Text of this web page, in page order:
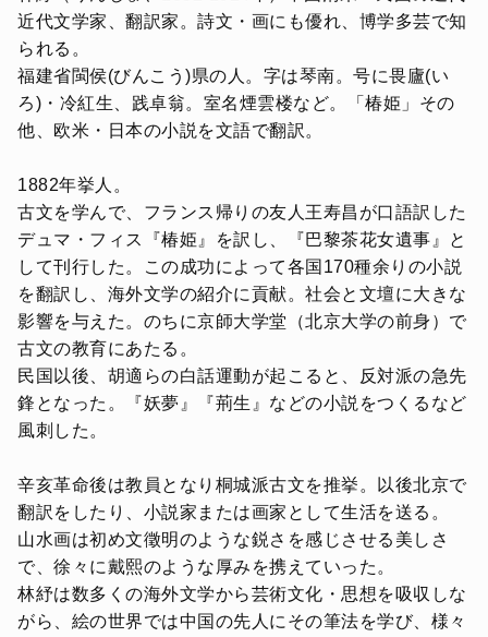
近代文学家、翻訳家。詩文・画にも優れ、博学多芸で知
られる。
福建省閩侯(びんこう)県の人。字は琴南。号に畏廬(い
ろ)・冷紅生、践卓翁。室名煙雲楼など。「椿姫」その
他、欧米・日本の小説を文語で翻訳。
1882年挙人。
古文を学んで、フランス帰りの友人王寿昌が口語訳した
デュマ・フィス『椿姫』を訳し、『巴黎茶花女遺事』と
して刊行した。この成功によって各国170種余りの小説
を翻訳し、海外文学の紹介に貢献。社会と文壇に大きな
影響を与えた。のちに京師大学堂（北京大学の前身）で
古文の教育にあたる。
民国以後、胡適らの白話運動が起こると、反対派の急先
鋒となった。『妖夢』『荊生』などの小説をつくるなど
風刺した。
辛亥革命後は教員となり桐城派古文を推挙。以後北京で
翻訳をしたり、小説家または画家として生活を送る。
山水画は初め文徵明のような鋭さを感じさせる美しさ
で、徐々に戴熙のような厚みを携えていった。
林紓は数多くの海外文学から芸術文化・思想を吸収しな
がら、絵の世界では中国の先人にその筆法を学び、様々